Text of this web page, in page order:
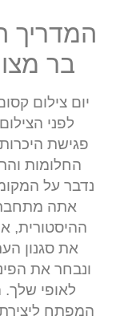
המדריך
בר
יום צילום
לפני
פגישת
החלומות
נדבר על
אתה
ההיסטורית,
את סגנון
ונבחר את
לאופי
המפתח